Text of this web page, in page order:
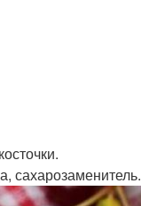
сахарозаменитель.